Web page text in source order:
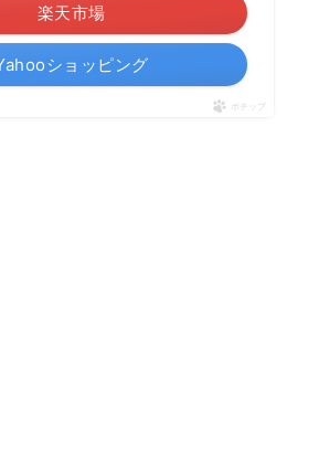
楽天市場
ショッピング
ポチップ